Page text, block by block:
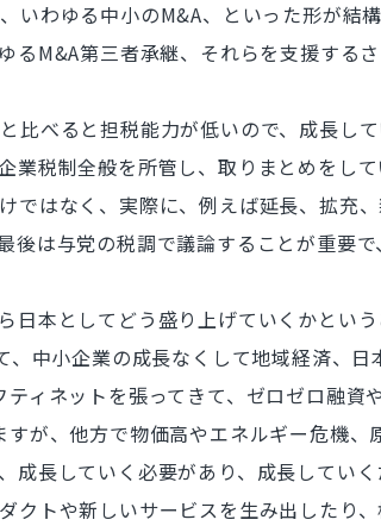
わゆる中小のM&A、といった形が結構
M&A第三者承継、それらを支援する
べると担税能力が低いので、成長し
税制全般を所管し、取りまとめをして
はなく、実際に、例えば延長、拡充、
は与党の税調で議論することが重要
本としてどう盛り上げていくかとい
中小企業の成長なくして地域経済、日
ィネットを張ってきて、ゼロゼロ融資
が、他方で物価高やエネルギー危機、
長していく必要があり、成長してい
トや新しいサービスを生み出したり